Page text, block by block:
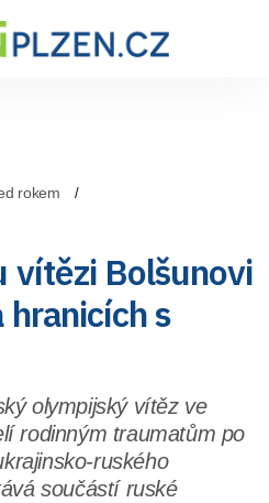
rokem
vítězi Bolšunovi
s
olympijský vítěz ve
rodinným traumatům po
ruského
součástí ruské